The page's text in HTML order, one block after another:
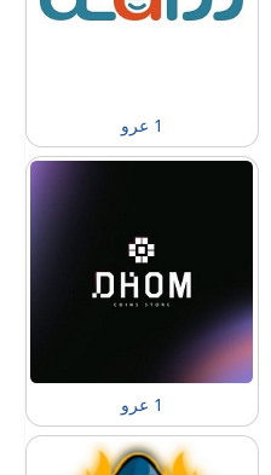
1 عرو
1 عرو